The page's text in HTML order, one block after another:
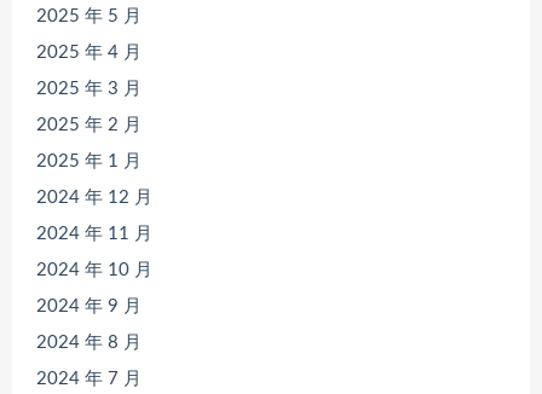
2025 年 5 月
2025 年 4 月
2025 年 3 月
2025 年 2 月
2025 年 1 月
2024 年 12 月
2024 年 11 月
2024 年 10 月
2024 年 9 月
2024 年 8 月
2024 年 7 月